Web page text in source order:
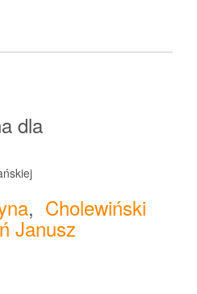
dla
, Cholewiński
Janusz